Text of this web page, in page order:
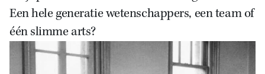
Zoek
Een hele generatie wetenschappers, een team of
één slimme arts?